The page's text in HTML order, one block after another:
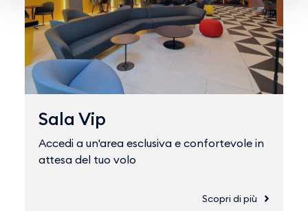
Sala Vip
Accedi a un'area esclusiva e confortevole in
attesa del tuo volo
Scopri di più